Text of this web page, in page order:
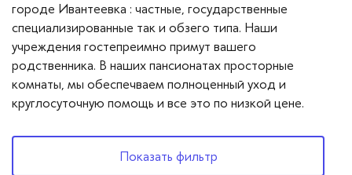
Хосписы
Как выбрать пансионат
Добавить пансионат
Отзывы
городе Ивантеевка : частные, государственные
специализированные так и обзего типа. Наши
учреждения гостепреимно примут вашего
родственника. В наших пансионатах просторные
комнаты, мы обеспечваем полноценный уход и
круглосуточную помощь и все это по низкой цене.
Показать фильтр